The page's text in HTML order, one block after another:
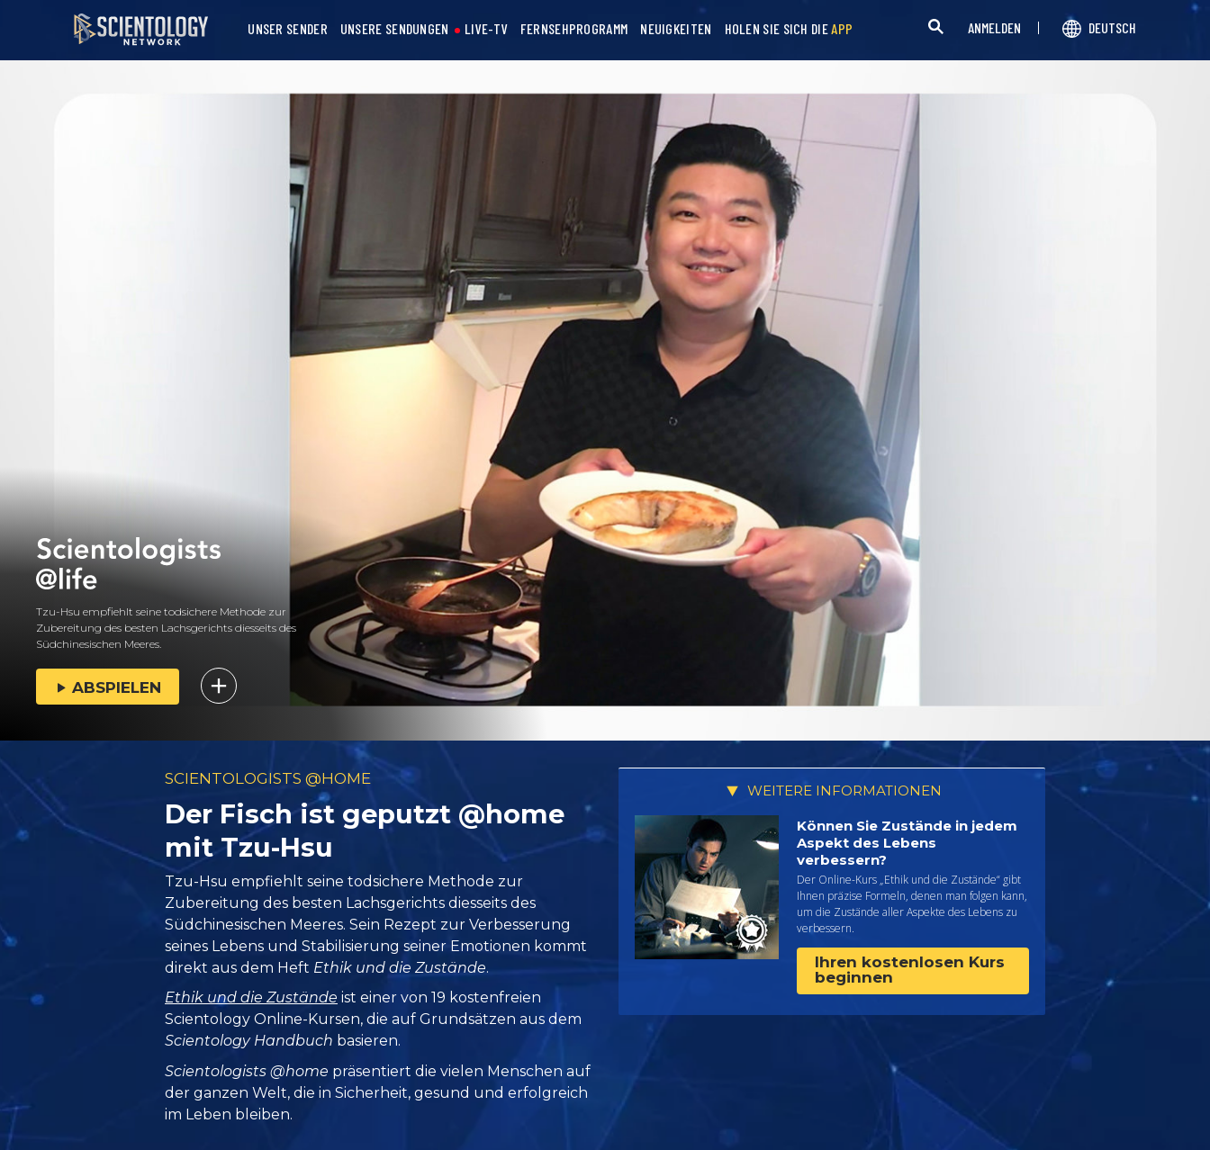
UNSER SENDER UNSERE SENDUNGEN LIVE-TV FERNSEHPROGRAMM NEUIGKEITEN HOLEN SIE SICH DIEAPP ANMELDEN DEUTSCH
Tzu-Hsu empfiehlt seine todsichere Methode zur
Zubereitung des besten Lachsgerichts diesseits des
Südchinesischen Meeres.
ABSPIELEN
SCIENTOLOGISTS @HOME
Der Fisch ist geputzt @home
mit Tzu-Hsu
Tzu-Hsu empfiehlt seine todsichere Methode zur
Zubereitung des besten Lachsgerichts diesseits des
Südchinesischen Meeres. Sein Rezept zur Verbesserung
seines Lebens und Stabilisierung seiner Emotionen kommt
direkt aus dem Heft Ethik und die Zustände.
Ethik und die Zustände ist einer von 19 kostenfreien
Scientology Online-Kursen, die auf Grundsätzen aus dem
Scientology Handbuch basieren.
Scientologists @home präsentiert die vielen Menschen auf
der ganzen Welt, die in Sicherheit, gesund und erfolgreich
im Leben bleiben.
WEITERE INFORMATIONEN
Können Sie Zustände in jedem
Aspekt des Lebens
verbessern?
Der Online-Kurs „Ethik und die Zustände“ gibt
Ihnen präzise Formeln, denen man folgen kann,
um die Zustände aller Aspekte des Lebens zu
verbessern.
Ihren kostenlosen Kurs
beginnen